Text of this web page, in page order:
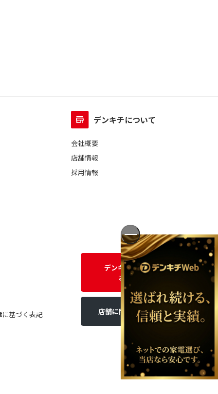
デンキチについて
会社概要
店舗情報
採用情報
基づく表記
デンキチWEBに関する
お問い合わせ
店舗に関するお問い合わせ